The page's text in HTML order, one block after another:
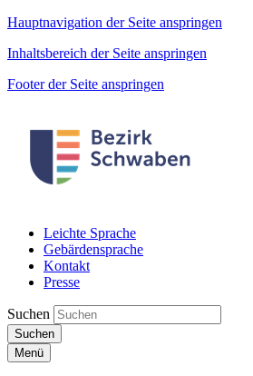
Hauptnavigation der Seite anspringen
Inhaltsbereich der Seite anspringen
Footer der Seite anspringen
Leichte Sprache
Gebärdensprache
Kontakt
Presse
Suchen
Suchen
Menü